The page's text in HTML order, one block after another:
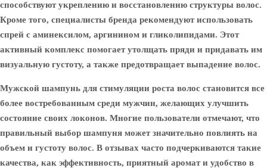
способствуют укреплению и восстановлению структуры волос.
Кроме того, специалисты бренда рекомендуют использовать
спрей с аминексилом, аргинином и гликолипидами. Этот
активный комплекс помогает утолщать пряди и придавать им
визуальную густоту, а также предотвращает выпадение волос.
Мужской шампунь для стимуляции роста волос становится все
более востребованным среди мужчин, желающих улучшить
состояние своих локонов. Многие пользователи отмечают, что
правильный выбор шампуня может значительно повлиять на
объем и густоту волос. В отзывах часто подчеркиваются такие
качества, как эффективность, приятный аромат и удобство в